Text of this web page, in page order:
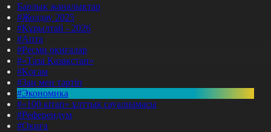
Барлық жаңалықтар
#Жолдау 2025
#Құрылтай - 2026
#Апта
#Ресми оқиғалар
#«Таза Қазақстан»
#Қоғам
#Заң мен тәртіп
#Экономика
#«100 кітап» ұлттық сауалнамасы
#Референдум
#Оқиға